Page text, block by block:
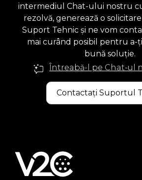
intermediul Chat-ului nostru
rezolvă, generează o
Suport Tehnic și ne vom
mai curând posibil pentru a-
bună soluție.
Întreabă-l pe Chat-ul
Contactați Suportul